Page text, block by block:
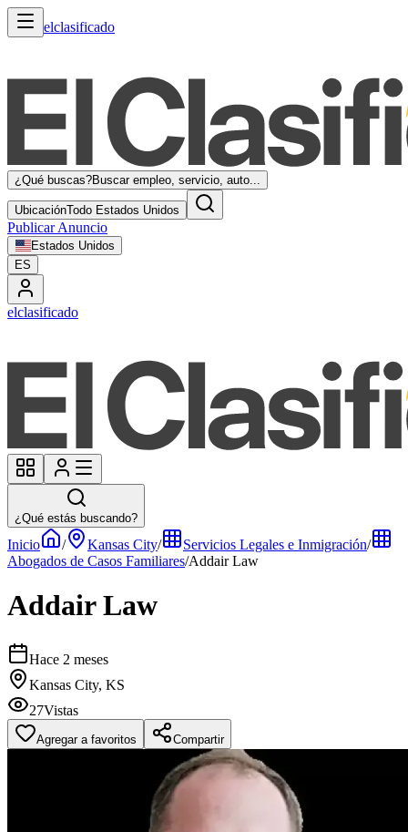
elclasificado
¿Qué buscas?Buscar empleo, servicio, auto...
UbicaciónTodo Estados Unidos
Publicar Anuncio
Estados Unidos
ES
elclasificado
¿Qué estás buscando?
Inicio / Kansas City/ Servicios Legales e Inmigración/
Abogados de Casos Familiares/Addair Law
Addair Law
Hace 2 meses
Kansas City, KS
27Vistas
Agregar a favoritos Compartir